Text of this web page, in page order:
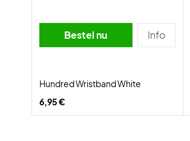
Bestel nu Info
Hundred Wristband White
6,95 €